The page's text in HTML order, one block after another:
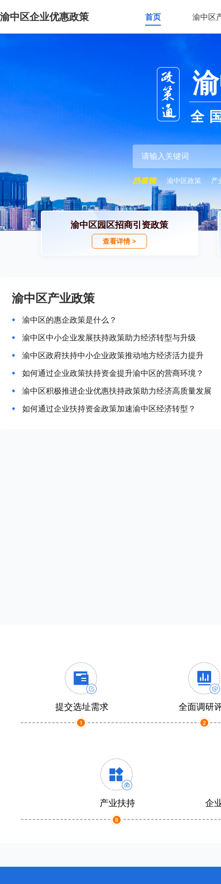
渝中区企业优惠政策 首页 渝中区
全
渝中区政策 产
渝中区园区招商引资政策
查看详情 >
渝中区产业政策
渝中区的惠企政策是什么？
渝中区中小企业发展扶持政策助力经济转型与升级
渝中区政府扶持中小企业政策推动地方经济活力提升
如何通过企业政策扶持资金提升渝中区的营商环境？
渝中区积极推进企业优惠扶持政策助力经济高质量发展
如何通过企业扶持资金政策加速渝中区经济转型？
提交选址需求 全面调研
产业扶持 企